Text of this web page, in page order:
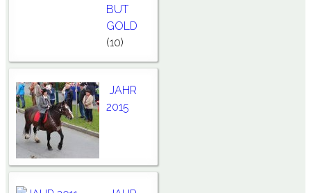
BUT
GOLD
(10)
JAHR
2015